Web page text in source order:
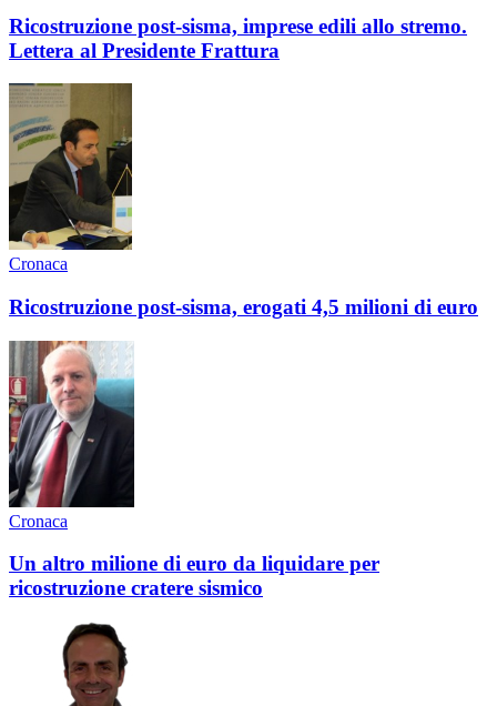
Ricostruzione post-sisma, imprese edili allo stremo.
Lettera al Presidente Frattura
Cronaca
Ricostruzione post-sisma, erogati 4,5 milioni di euro
Cronaca
Un altro milione di euro da liquidare per
ricostruzione cratere sismico